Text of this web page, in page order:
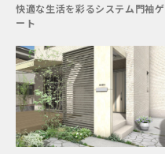
快適な生活を彩るシステム門袖ゲ
ート